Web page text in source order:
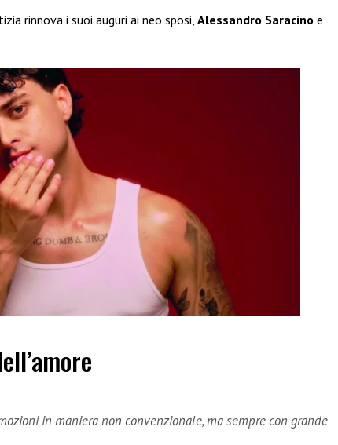
rinnova i suoi auguri ai neo sposi, Alessandro Saracino e
in maniera non convenzionale, ma sempre con grande